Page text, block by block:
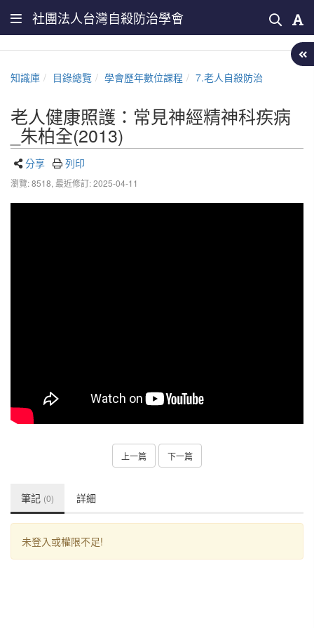
社團法人台灣自殺防治學會
知識庫 目錄總覽 學會歷年數位課程 7.老人自殺防治
老人健康照護：常見神經精神科疾病
_朱柏全(2013)
分享 列印
瀏覽: 8518, 最近修訂: 2025-04-11
上一篇 下一篇
筆記 (0) 詳細
未登入或權限不足!